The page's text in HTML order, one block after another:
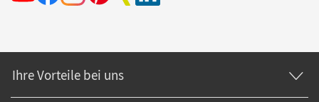
Ihre Vorteile bei uns